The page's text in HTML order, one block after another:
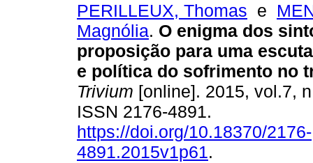
PERILLEUX, Thomas e
Magnólia. O enigma dos
proposição para uma
e política do sofrimento no
Trivium [online]. 2015, vol.7,
ISSN 2176-4891.
https://doi.org/10.18370/2176-
4891.2015v1p61.